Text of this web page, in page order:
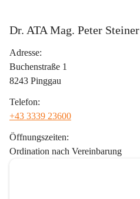
Dr. ATA Mag. Peter Steiner
Adresse:
Buchenstraße 1
8243 Pinggau
Telefon:
+43 3339 23600
Öffnungszeiten:
Ordination nach Vereinbarung